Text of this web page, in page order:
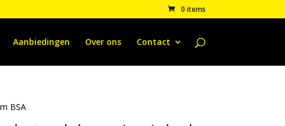
0 items
Aanbiedingen Over ons Contact
BSA